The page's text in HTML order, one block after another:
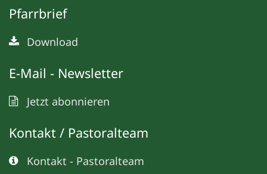
Pfarrbrief
Download
E-Mail - Newsletter
Jetzt abonnieren
Kontakt / Pastoralteam
Kontakt - Pastoralteam